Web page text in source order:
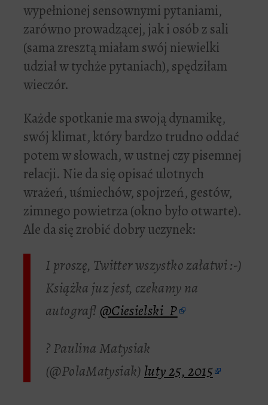
wypełnionej sensownymi pytaniami,
zarówno prowadzącej, jak i osób z sali
(sama zresztą miałam swój niewielki
udział w tychże pytaniach), spędziłam
wieczór.
Każde spotkanie ma swoją dynamikę,
swój klimat, który bardzo trudno oddać
potem w słowach, w ustnej czy pisemnej
relacji. Nie da się opisać ulotnych
wrażeń, uśmiechów, spojrzeń, gestów,
zimnego powietrza (okno było otwarte).
Ale da się zrobić dobry uczynek:
I proszę, Twitter wszystko załatwi :-)
Książka juz jest, czekamy na
autograf!@Ciesielski_P
? Paulina Matysiak
(@PolaMatysiak) luty 25, 2015